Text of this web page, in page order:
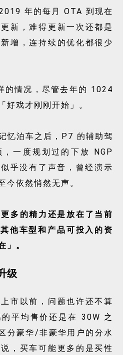
年的每月 OTA 到现在
新，难得更新一次还都是
增，连持续的优化都很少
的情况，尽管去年的 1024
好戏才刚刚开始」。
忆泊车之后，P7 的辅助驾
一度规划过的下放 NGP
乎没有了声音，曾经演示
今依然悄然无声。
多的精力还是放在了当前
他车型和产品可投入的资
」。
级
市以前，问题也许还不算
平均售价还是在 30W 之
分豪华/非豪华用户的分水
，买车可能更多的是买性